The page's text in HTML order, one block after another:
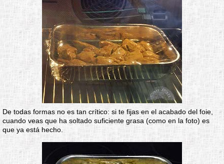
De todas formas no es tan crítico: si te fijas en el acabado del foie,
cuando veas que ha soltado suficiente grasa (como en la foto) es
que ya está hecho.